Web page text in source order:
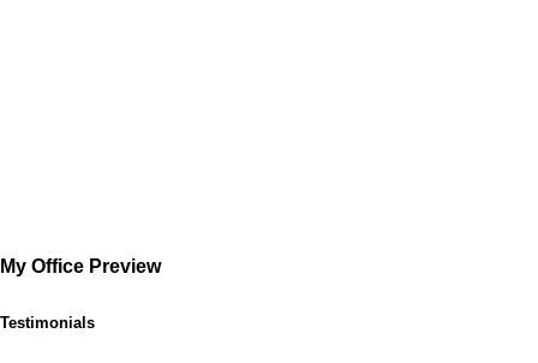
My Office Preview
Testimonials